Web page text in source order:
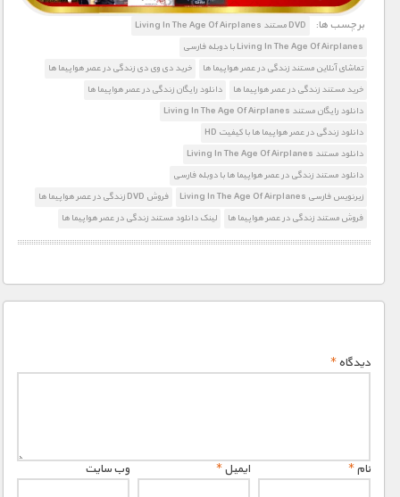
برچسب ها:
DVD مستند Living In The Age Of Airplanes
Living In The Age Of Airplanes با دوبله فارسی
تماشای آنلاین مستند زندگی در عصر هواپیما ها
خرید دی وی دی زندگی در عصر هواپیما ها
خرید مستند زندگی در عصر هواپیما ها
دانلود رایگان زندگی در عصر هواپیما ها
دانلود رایگان مستند Living In The Age Of Airplanes
دانلود زندگی در عصر هواپیما ها با کیفیت HD
دانلود مستند Living In The Age Of Airplanes
دانلود مستند زندگی در عصر هواپیما ها با دوبله فارسی
زیرنویس فارسی Living In The Age Of Airplanes
فروش DVD زندگی در عصر هواپیما ها
فروش مستند زندگی در عصر هواپیما ها
لینک دانلود مستند زندگی در عصر هواپیما ها
دیدگاه*
نام* ایمیل* وب‌ سایت